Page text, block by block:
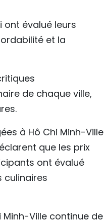
ont évalué leurs
et la
de chaque ville,
à Hô Chi Minh-Ville
que les prix
ont évalué
culinaires
Ville continue de